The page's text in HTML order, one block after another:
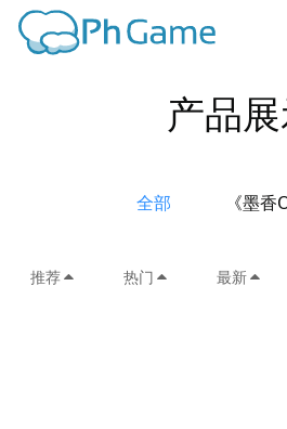
产品
全部 《墨香
推荐 热门 最新